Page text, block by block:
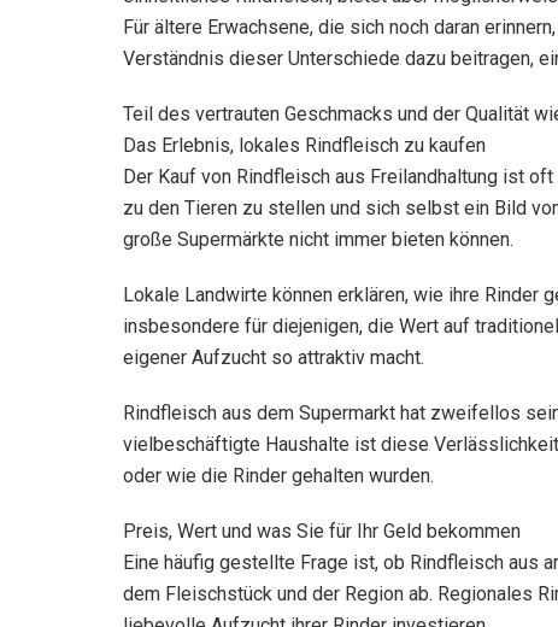
Für ältere Erwachsene, die sich noch daran
Verständnis dieser Unterschiede dazu beitragen,
Teil des vertrauten Geschmacks und der Qualität
Das Erlebnis, lokales Rindfleisch zu kaufen
Der Kauf von Rindfleisch aus Freilandhaltung ist
zu den Tieren zu stellen und sich selbst ein Bild
große Supermärkte nicht immer bieten können.
Lokale Landwirte können erklären, wie ihre Rinder
insbesondere für diejenigen, die Wert auf
eigener Aufzucht so attraktiv macht.
Rindfleisch aus dem Supermarkt hat zweifellos
vielbeschäftigte Haushalte ist diese
oder wie die Rinder gehalten wurden.
Preis, Wert und was Sie für Ihr Geld bekommen
Eine häufig gestellte Frage ist, ob Rindfleisch aus
dem Fleischstück und der Region ab. Regionales